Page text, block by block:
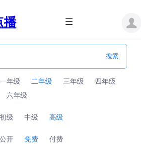
播
一年级 二年级 三年级
四年级
六年级
初级 中级 高级
公开 免费 付费